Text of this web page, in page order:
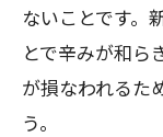
ないことです。
とで辛みが和ら
が損なわれるた
う。